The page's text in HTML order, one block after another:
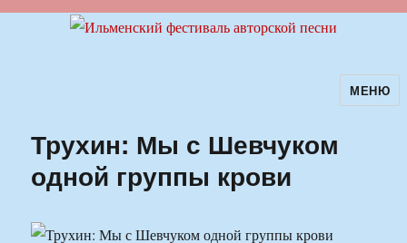
Ильменский фестиваль авторскойМЕНЮ
Трухин: Мы с Шевчуком
одной группы крови